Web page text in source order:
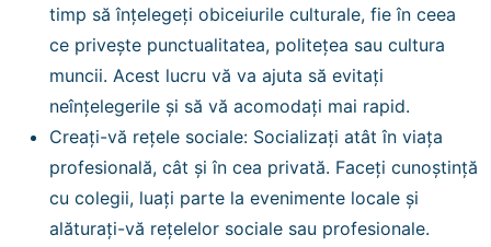
timp să înțelegeți obiceiurile culturale, fie în ceea
ce privește punctualitatea, politețea sau cultura
muncii. Acest lucru vă va ajuta să evitați
neînțelegerile și să vă acomodați mai rapid.
Creați-vă rețele sociale: Socializați atât în viața
profesională, cât și în cea privată. Faceți cunoștință
cu colegii, luați parte la evenimente locale și
alăturați-vă rețelelor sociale sau profesionale.